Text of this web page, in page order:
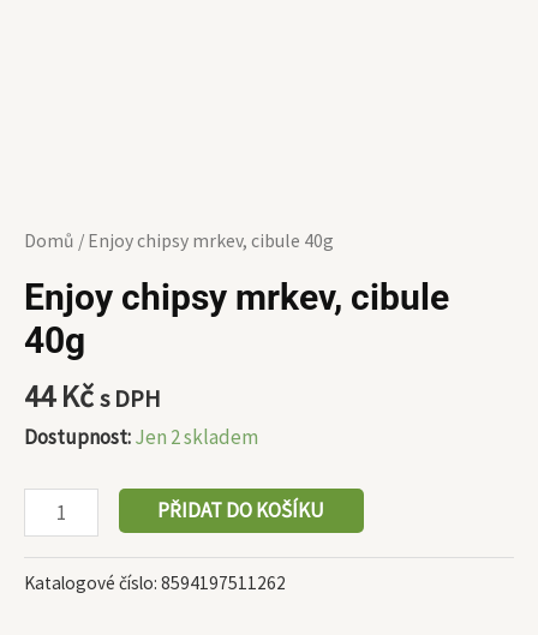
Domů / Enjoy chipsy mrkev, cibule 40g
Enjoy chipsy mrkev, cibule
40g
44Kčs DPH
Dostupnost:Jen 2 skladem
PŘIDAT DO KOŠÍKU
Katalogové číslo: 8594197511262